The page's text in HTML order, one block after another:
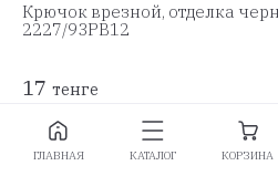
Крючок врезной, отделка
2227/93PB12
17 тенге
Заказать
ГЛАВНАЯ КАТАЛОГ КОРЗИНА